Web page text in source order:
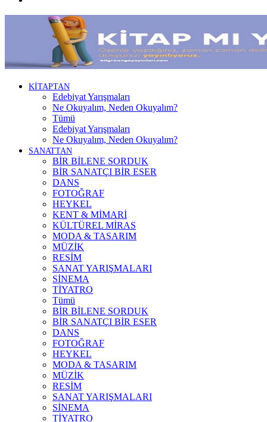
KİTAPTAN
Edebiyat Yarışmaları
Ne Okuyalım, Neden Okuyalım?
Tümü
Edebiyat Yarışmaları
Ne Okuyalım, Neden Okuyalım?
SANATTAN
BİR BİLENE SORDUK
BİR SANATÇI BİR ESER
DANS
FOTOĞRAF
HEYKEL
KENT & MİMARİ
KÜLTÜREL MİRAS
MODA & TASARIM
MÜZİK
RESİM
SANAT YARIŞMALARI
SİNEMA
TİYATRO
Tümü
BİR BİLENE SORDUK
BİR SANATÇI BİR ESER
DANS
FOTOĞRAF
HEYKEL
MODA & TASARIM
MÜZİK
RESİM
SANAT YARIŞMALARI
SİNEMA
TİYATRO